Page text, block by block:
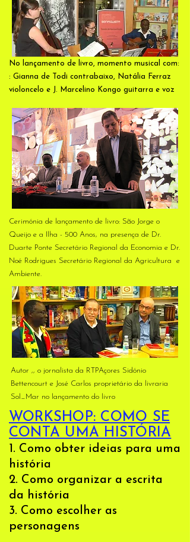
No lançamento de livro, momento musical com:
: Gianna de Todi contrabaixo, Natália Ferraz
violoncelo e J. Marcelino Kongo guitarra e voz
Cerimónia de lançamento de livro: São Jorge o
Queijo e a Ilha - 500 Anos, na presença de Dr.
Duarte Ponte Secretário Regional da Economia e Dr.
Noé Rodrigues Secretário Regional da Agricultura e
Ambiente.
Autor ,, o jornalista da RTPAçores Sidónio
Bettencourt e José Carlos proprietário da livraria
Sol_Mar no lançamento do livro
WORKSHOP: COMO SE
CONTA UMA HISTÓRIA
1. Como obter ideias para uma
história
2. Como organizar a escrita
da história
3. Como escolher as
personagens